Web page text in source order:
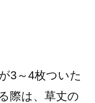
3～4枚ついた
際は、草丈の